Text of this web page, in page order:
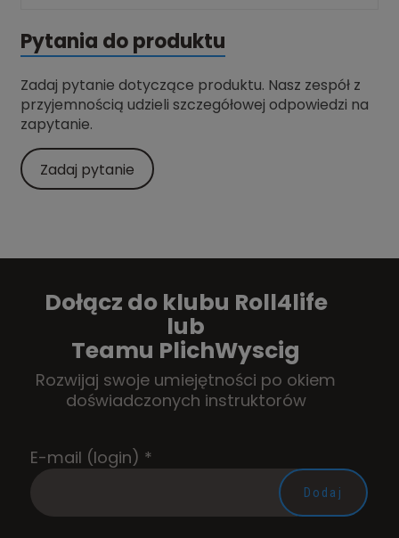
Pytania do produktu
Zadaj pytanie dotyczące produktu. Nasz zespół z
przyjemnością udzieli szczegółowej odpowiedzi na
zapytanie.
Zadaj pytanie
Dołącz do klubu Roll4life
lub
Teamu PlichWyscig
Rozwijaj swoje umiejętności po okiem
doświadczonych instruktorów
E-mail (login) *